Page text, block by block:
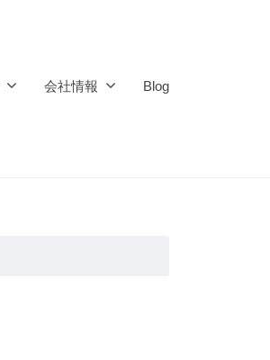
会社情報 Blog